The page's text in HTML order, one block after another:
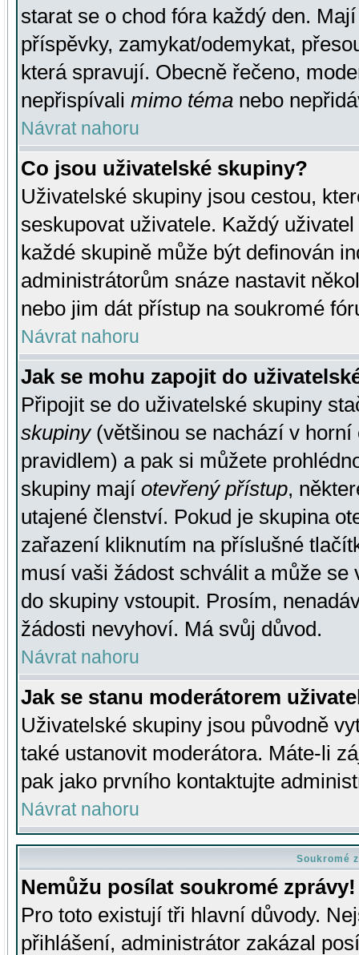
starat se o chod fóra každý den.
příspěvky, zamykat/odemykat,
která spravují. Obecně řečeno,
nepřispívali mimo téma nebo
Návrat nahoru
Co jsou uživatelské skupiny?
Uživatelské skupiny jsou cestou,
seskupovat uživatele. Každý
každé skupině může být definován
administrátorům snáze nastavit
nebo jim dát přístup na soukromé
Návrat nahoru
Jak se mohu zapojit do
Připojit se do uživatelské skupiny
skupiny(většinou se nachází v horní
pravidlem) a pak si můžete
skupiny mají otevřený přístup,
utajené členství. Pokud je skupina
zařazení kliknutím na příslušné
musí vaši žádost schválit a může se
do skupiny vstoupit. Prosím,
žádosti nevyhoví. Má svůj důvod.
Návrat nahoru
Jak se stanu moderátorem
Uživatelské skupiny jsou původně
také ustanovit moderátora. Máte-li
pak jako prvního kontaktujte
Návrat nahoru
Soukromé
Nemůžu posílat soukromé zprávy!
Pro toto existují tři hlavní důvody.
přihlášení, administrátor zakázal